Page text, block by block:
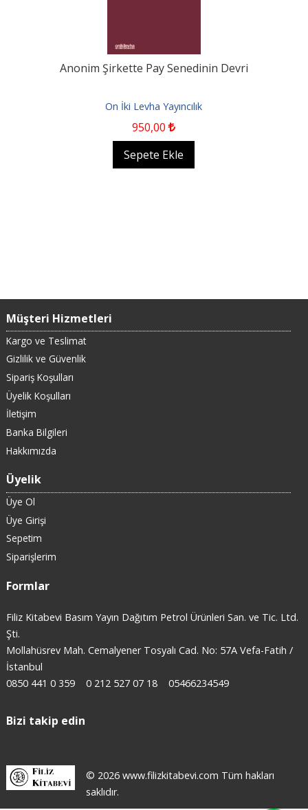
Anonim Şirkette Pay Senedinin Devri
On İki Levha Yayıncılık
950,00
Sepete Ekle
Müşteri Hizmetleri
Kargo ve Teslimat
Gizlilik ve Güvenlik
Sipariş Koşulları
Üyelik Koşulları
İletişim
Banka Bilgileri
Hakkımızda
Üyelik
Üye Ol
Üye Girişi
Sepetim
Siparişlerim
Formlar
Filiz Kitabevi Basım Yayın Dağıtım Petrol Ürünleri San. ve Tic. Ltd.
Şti.
Mollahüsrev Mah. Cemalyener Tosyalı Cad. No: 57A Vefa-Fatih /
İstanbul
0850 441 0 359
0 212 527 07 18 05466234549
Bizi takip edin
© 2026 www.filizkitabevi.com Tüm hakları
saklıdır.